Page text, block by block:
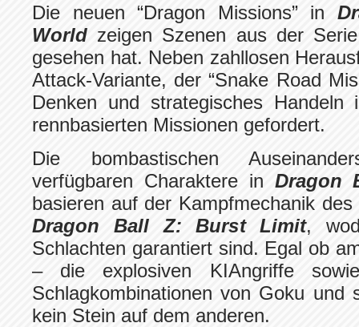
Die neuen “Dragon Missions” in
World zeigen Szenen aus der
gesehen hat. Neben zahllosen
Attack-Variante, der “Snake Road
Denken und strategisches
rennbasierten Missionen gefordert.
Die bombastischen
verfügbaren Charaktere in Dragon
basieren auf der Kampfmechanik
Dragon Ball Z: Burst Limit,
Schlachten garantiert sind. Egal ob
– die explosiven KIAngriffe
Schlagkombinationen von Goku und
kein Stein auf dem anderen.